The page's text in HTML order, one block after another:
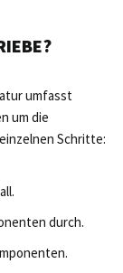
umfasst
um die
Schritte:
durch.